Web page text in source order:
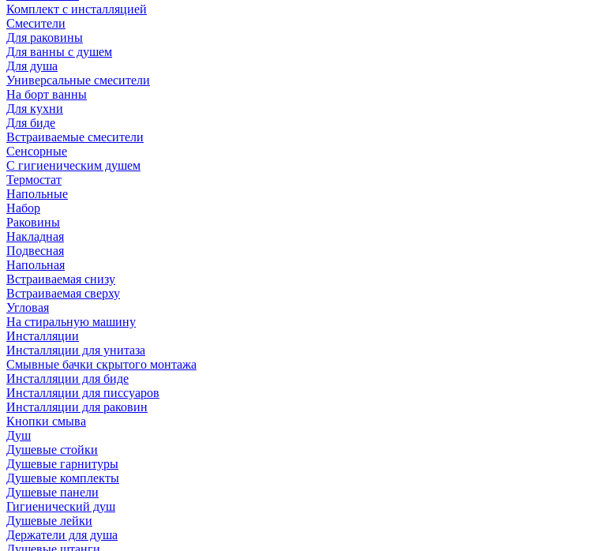
Комплект с инсталляцией
Смесители
Для раковины
Для ванны с душем
Для душа
Универсальные смесители
На борт ванны
Для кухни
Для биде
Встраиваемые смесители
Сенсорные
С гигиеническим душем
Термостат
Напольные
Набор
Раковины
Накладная
Подвесная
Напольная
Встраиваемая снизу
Встраиваемая сверху
Угловая
На стиральную машину
Инсталляции
Инсталляции для унитаза
Смывные бачки скрытого монтажа
Инсталляции для биде
Инсталляции для писсуаров
Инсталляции для раковин
Кнопки смыва
Душ
Душевые стойки
Душевые гарнитуры
Душевые комплекты
Душевые панели
Гигиенический душ
Душевые лейки
Держатели для душа